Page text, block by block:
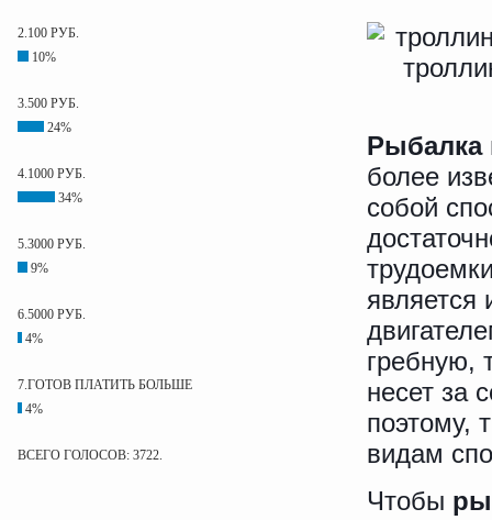
2.100 РУБ.
10%
3.500 РУБ.
24%
4.1000 РУБ.
34%
5.3000 РУБ.
9%
6.5000 РУБ.
4%
7.ГОТОВ ПЛАТИТЬ БОЛЬШЕ
4%
ВСЕГО ГОЛОСОВ: 3722.
Рыбалка
более
собой
является
гребную,
несет за
поэтому,
видам
Чтобы